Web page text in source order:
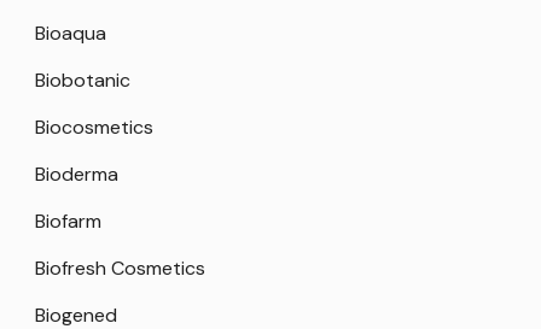
Bioaqua
Biobotanic
Biocosmetics
Bioderma
Biofarm
Biofresh Cosmetics
Biogened